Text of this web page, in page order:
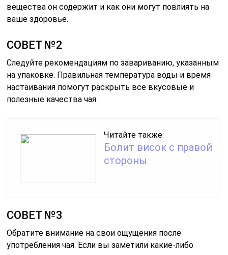
вещества он содержит и как они могут повлиять на
ваше здоровье.
СОВЕТ №2
Следуйте рекомендациям по завариванию, указанным
на упаковке. Правильная температура воды и время
настаивания помогут раскрыть все вкусовые и
полезные качества чая.
Читайте также:
Болит висок с правой
стороны
СОВЕТ №3
Обратите внимание на свои ощущения после
употребления чая. Если вы заметили какие-либо